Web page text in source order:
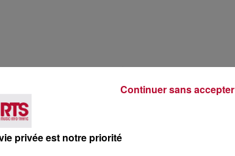
Voir plus
privée est notre priorité
Continuer sans accepter